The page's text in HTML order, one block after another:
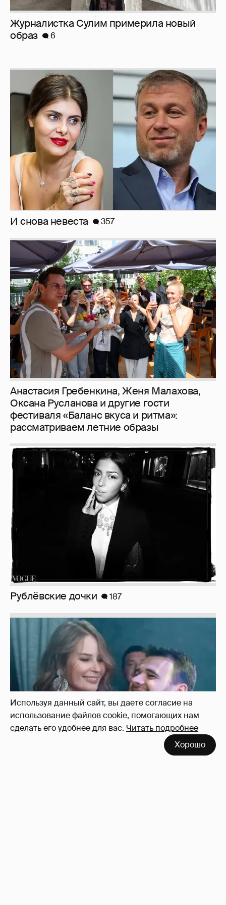
Используя данный сайт, вы даете согласие на
использование файлов cookie, помогающих нам
сделать его удобнее для вас. Читать подробнее
Хорошо
И снова невеста 357
Анастасия Гребенкина, Женя Малахова,
Оксана Русланова и другие гости
фестиваля «Баланс вкуса и ритма»:
рассматриваем летние образы
Рублёвские дочки 187
Неужели правда?